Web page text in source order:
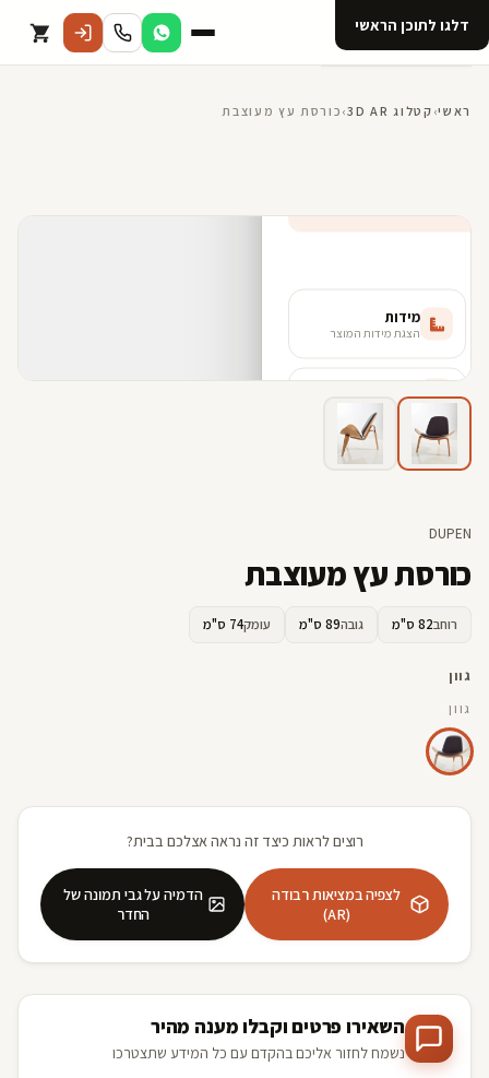
דלגו לתוכן הראשי
קטלוגראשי› קטלוג 3D AR › כורסת עץ מעוצבת
DUPEN
כורסת עץ מעוצבת
רוחב82 ס"מ גובה89 ס"מ עומק74 ס"מ
גוון
גוון
רוצים לראות כיצד זה נראה אצלכם בבית?
לצפיה במציאות רבודה
(AR)
הדמיה על גבי תמונה של
החדר
השאירו פרטים וקבלו מענה מהיר
נשמח לחזור אליכם בהקדם עם כל המידע שתצטרכו